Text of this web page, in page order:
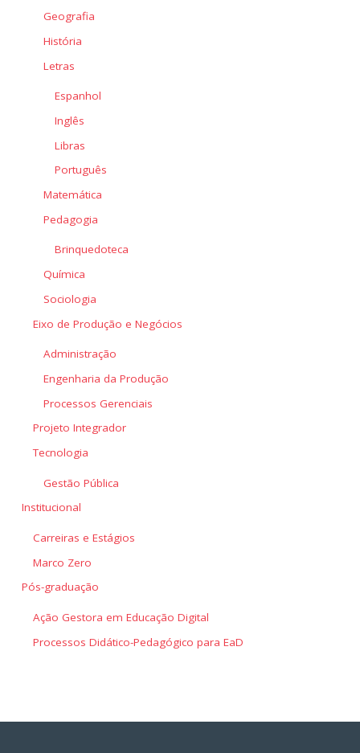
Geografia
História
Letras
Espanhol
Inglês
Libras
Português
Matemática
Pedagogia
Brinquedoteca
Química
Sociologia
Eixo de Produção e Negócios
Administração
Engenharia da Produção
Processos Gerenciais
Projeto Integrador
Tecnologia
Gestão Pública
Institucional
Carreiras e Estágios
Marco Zero
Pós-graduação
Ação Gestora em Educação Digital
Processos Didático-Pedagógico para EaD